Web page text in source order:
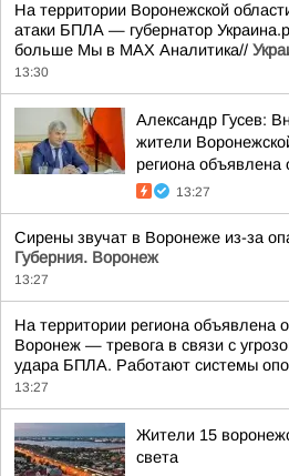
На территории Воронежской
атаки БПЛА — губернатор
больше Мы в MAX Аналитика//
13:30
Александр Гусев:
жители
региона
13:27
Сирены звучат в Воронеже из-за
Губерния. Воронеж
13:27
На территории региона объявлена
Воронеж — тревога в связи с
удара БПЛА. Работают системы
13:27
Жители 15
света